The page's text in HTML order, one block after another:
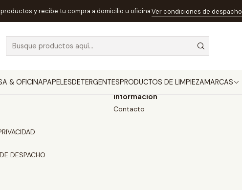
& OFICINAPAPELESDETERGENTESPRODUCTOS DE LIMPIEZAMARCAS
y recibe tu compra a domicilio u oficina.Ver condiciones de despacho
Inicio Terms and Conditions
Terms and Conditions
DESPACHO
Información
Contacto